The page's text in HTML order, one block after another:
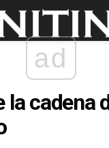
ad
la cadena